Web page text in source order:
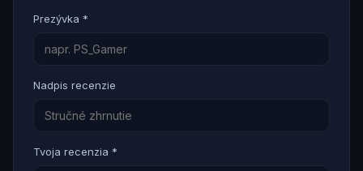
Prezývka *
Nadpis recenzie
Tvoja recenzia *